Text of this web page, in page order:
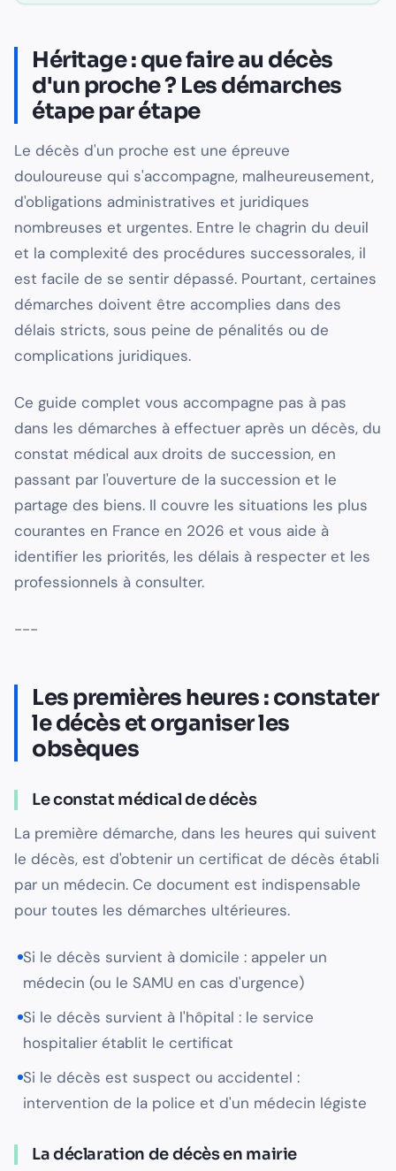
Héritage : que faire au décès
d'un proche ? Les démarches
étape par étape
Le décès d'un proche est une épreuve
douloureuse qui s'accompagne, malheureusement,
d'obligations administratives et juridiques
nombreuses et urgentes. Entre le chagrin du deuil
et la complexité des procédures successorales, il
est facile de se sentir dépassé. Pourtant, certaines
démarches doivent être accomplies dans des
délais stricts, sous peine de pénalités ou de
complications juridiques.
Ce guide complet vous accompagne pas à pas
dans les démarches à effectuer après un décès, du
constat médical aux droits de succession, en
passant par l'ouverture de la succession et le
partage des biens. Il couvre les situations les plus
courantes en France en 2026 et vous aide à
identifier les priorités, les délais à respecter et les
professionnels à consulter.
---
Les premières heures : constater
le décès et organiser les
obsèques
Le constat médical de décès
La première démarche, dans les heures qui suivent
le décès, est d'obtenir un certificat de décès établi
par un médecin. Ce document est indispensable
pour toutes les démarches ultérieures.
Si le décès survient à domicile : appeler un
médecin (ou le SAMU en cas d'urgence)
Si le décès survient à l'hôpital : le service
hospitalier établit le certificat
Si le décès est suspect ou accidentel :
intervention de la police et d'un médecin légiste
La déclaration de décès en mairie